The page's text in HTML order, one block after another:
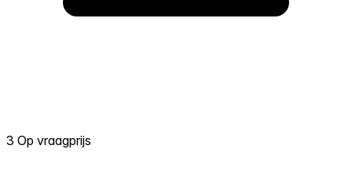
3 Op vraagprijs